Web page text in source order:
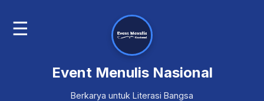
☰
Event Menulis Nasional
Berkarya untuk Literasi Bangsa